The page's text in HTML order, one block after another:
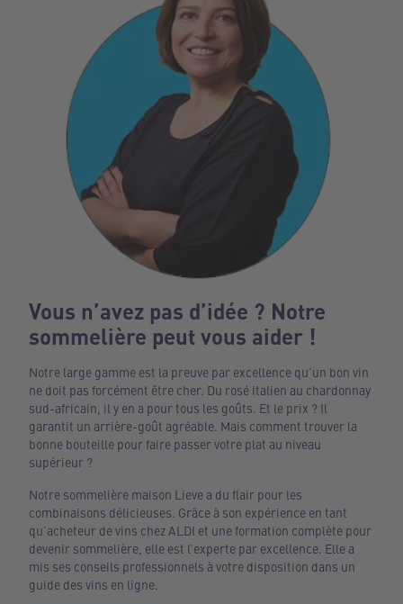
Vous n’avez pas d’idée ? Notre
sommelière peut vous aider !
Notre large gamme est la preuve par excellence qu’un bon vin
ne doit pas forcément être cher. Du rosé italien au chardonnay
sud-africain, il y en a pour tous les goûts. Et le prix ? Il
garantit un arrière-goût agréable. Mais comment trouver la
bonne bouteille pour faire passer votre plat au niveau
supérieur ?
Notre sommelière maison Lieve a du flair pour les
combinaisons délicieuses. Grâce à son expérience en tant
qu’acheteur de vins chez ALDI et une formation complète pour
devenir sommelière, elle est l’experte par excellence. Elle a
mis ses conseils professionnels à votre disposition dans un
guide des vins en ligne.